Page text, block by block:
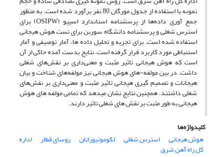
نمونه با استفاده از جدول مورگان 80 نفر برآورد شده است. به منظور
جمع آوری داده‌ها از پرسشنامه استاندارد اسیپو (OSIPW) برای
استرس شغلی و پرسشنامه دانشگاه سوربن برای تست هوش هیجانی
استفاده شده است. برای تجزیه و تحلیل داده ها، آمار توصیفی و آمار
استنباطی مورد کاربرد قرار گرفته است. نتایج بدست آمده حاکی از آن
است که هوش هیجانی تاثیر مثبت و معنی‌داری بر نقش‌های شغلی
داشت. در بین مولفه-های هوش هیجانی نیز مولفه‌های شناخت و بیان
هیجانات و تصمیم گیری هیجانی تاثیر مثبت و معنی‌داری بر نقش‌های
شغلی داشتند. همچنین نتایج نشان میدهد که تمامی مولفه های هوش
هیجانی به طور مثبت بر نقش های شغلی تاثیر دارند.
کلیدواژه‌ها
هوش هیجانی
استرس شغلی لکوموتیورانان روسای قطار اداره
کل راه آهن شرق